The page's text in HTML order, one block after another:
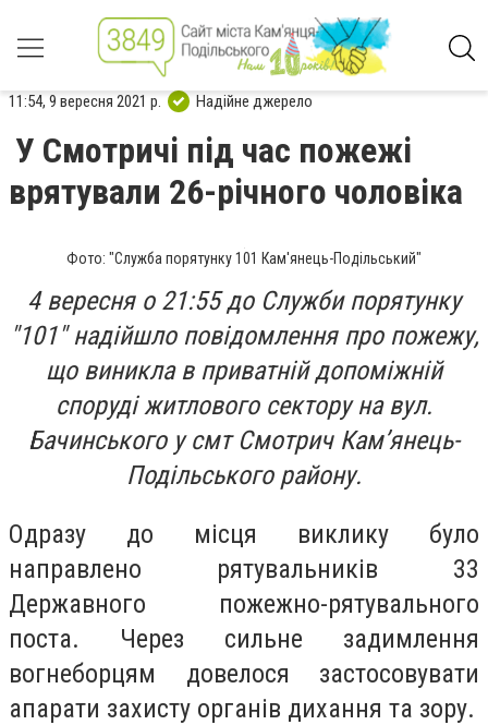
11:54, 9 вересня 2021 р. Надійне джерело
У Смотричі під час пожежі
врятували 26-річного чоловіка
Фото: "Служба порятунку 101 Кам'янець-Подільський"
4 вересня о 21:55 до Служби порятунку
"101" надійшло повідомлення про пожежу,
що виникла в приватній допоміжній
споруді житлового сектору на вул.
Бачинського у смт Смотрич Кам’янець-
Подільського району.
Одразу до місця виклику було
направлено рятувальників 33
Державного пожежно-рятувального
поста. Через сильне задимлення
вогнеборцям довелося застосовувати
апарати захисту органів дихання та зору.